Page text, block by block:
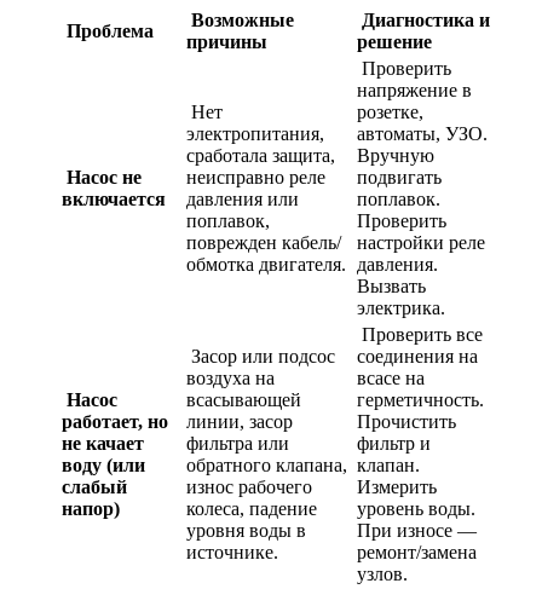
Проблема
Возможные
причины
Диагностика и
решение
Насос не
включается
Нет
электропитания,
сработала защита,
неисправно реле
давления или
поплавок,
поврежден кабель/
обмотка двигателя.
Проверить
напряжение в
розетке,
автоматы, УЗО.
Вручную
подвигать
поплавок.
Проверить
настройки реле
давления.
Вызвать
электрика.
Насос
работает, но
не качает
воду (или
слабый
напор)
Засор или подсос
воздуха на
всасывающей
линии, засор
фильтра или
обратного клапана,
износ рабочего
колеса, падение
уровня воды в
источнике.
Проверить все
соединения на
всасе на
герметичность.
Прочистить
фильтр и
клапан.
Измерить
уровень воды.
При износе —
ремонт/замена
узлов.